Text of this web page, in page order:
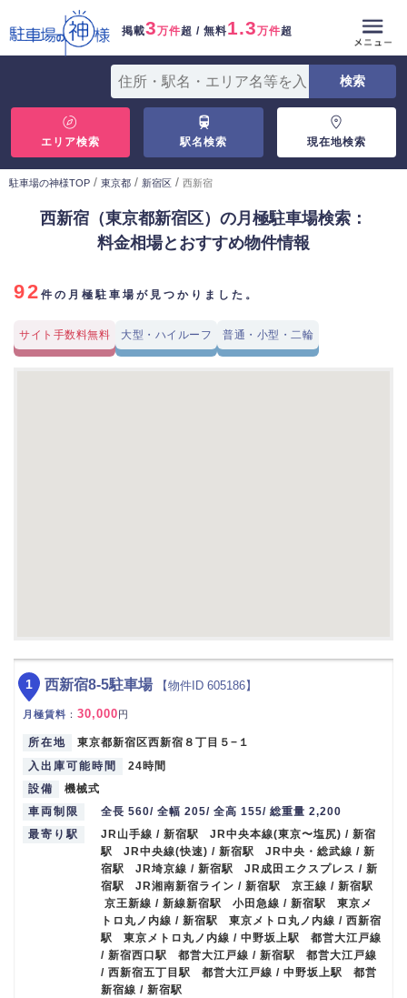
掲載3万件超 / 無料1.3万件超
エリア検索 駅名検索 現在地検索
駐車場の神様TOP / 東京都 / 新宿区 / 西新宿
西新宿（東京都新宿区）の月極駐車場検索：
料金相場とおすすめ物件情報
92 件の月極駐車場が見つかりました。
サイト手数料無料 大型・ハイルーフ 普通・小型・二輪
西新宿8-5駐車場 【物件ID 605186】
月極賃料 ： 30,000円
所在地
東京都新宿区西新宿８丁目５−１
入出庫可能時間
24時間
設備
機械式
車両制限
全長 560/ 全幅 205/ 全高 155/ 総重量 2,200
最寄り駅
JR山手線 / 新宿駅 JR中央本線(東京〜塩尻) / 新宿
駅 JR中央線(快速) / 新宿駅 JR中央・総武線 / 新
宿駅 JR埼京線 / 新宿駅 JR成田エクスプレス / 新
宿駅 JR湘南新宿ライン / 新宿駅 京王線 / 新宿駅
京王新線 / 新線新宿駅 小田急線 / 新宿駅 東京メ
トロ丸ノ内線 / 新宿駅 東京メトロ丸ノ内線 / 西新宿
駅 東京メトロ丸ノ内線 / 中野坂上駅 都営大江戸線
/ 新宿西口駅 都営大江戸線 / 新宿駅 都営大江戸線
/ 西新宿五丁目駅 都営大江戸線 / 中野坂上駅 都営
新宿線 / 新宿駅
1